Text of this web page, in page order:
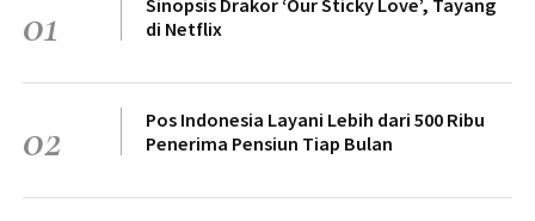
01
Sinopsis Drakor ‘Our Sticky Love’, Tayang
di Netflix
02
Pos Indonesia Layani Lebih dari 500 Ribu
Penerima Pensiun Tiap Bulan